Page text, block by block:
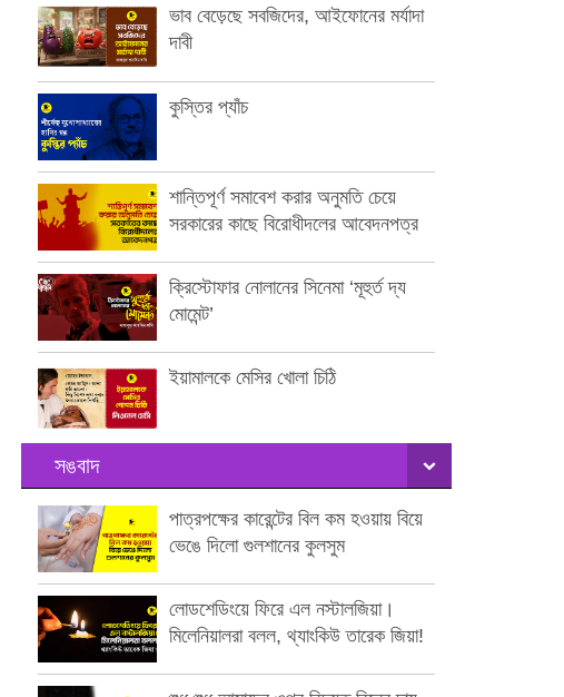
ভাব বেড়েছে সবজিদের, আইফোনের মর্যাদা
দাবী
কুস্তির প্যাঁচ
শান্তিপূর্ণ সমাবেশ করার অনুমতি চেয়ে
সরকারের কাছে বিরোধীদলের আবেদনপত্র
ক্রিস্টোফার নোলানের সিনেমা ‘মূহুর্ত দ্য
মোমেন্ট’
ইয়ামালকে মেসির খোলা চিঠি
সঙবাদ
পাত্রপক্ষের কারেন্টের বিল কম হওয়ায় বিয়ে
ভেঙে দিলো গুলশানের কুলসুম
লোডশেডিংয়ে ফিরে এল নস্টালজিয়া।
মিলেনিয়ালরা বলল, থ্যাংকিউ তারেক জিয়া!